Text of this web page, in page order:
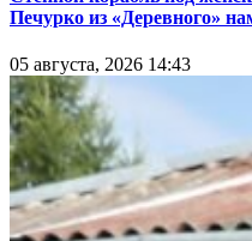
Печурко из «Деревного»
05 августа, 2026 14:43